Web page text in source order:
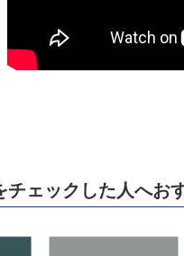
チェックした人へお